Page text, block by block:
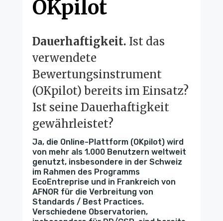
OKpilot
Dauerhaftigkeit. Ist das
verwendete
Bewertungsinstrument
(OKpilot) bereits im Einsatz?
Ist seine Dauerhaftigkeit
gewährleistet?
Ja, die Online-Plattform (OKpilot) wird
von mehr als 1.000 Benutzern weltweit
genutzt, insbesondere in der Schweiz
im Rahmen des Programms
EcoEntreprise und in Frankreich von
AFNOR für die Verbreitung von
Standards / Best Practices.
Verschiedene Observatorien,